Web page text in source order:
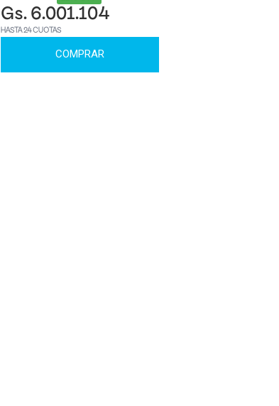
Gs. 6.001.104
HASTA 24 CUOTAS
COMPRAR